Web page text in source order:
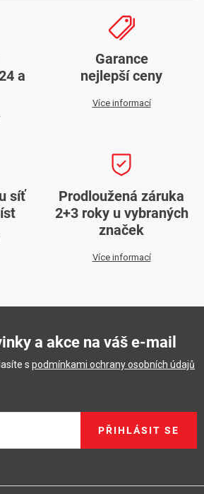
a
Garance
nejlepší ceny
Více informací
síť
Prodloužená záruka
2+3 roky u vybraných
značek
Více informací
a akce na váš e-mail
s podmínkami ochrany osobních údajů
PŘIHLÁSIT SE